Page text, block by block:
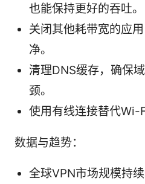
也能保持更好的吞吐。
关闭其他耗带宽的应
净。
清理DNS缓存，确保
颈。
使用有线连接替代Wi-
数据与趋势：
全球VPN市场规模持